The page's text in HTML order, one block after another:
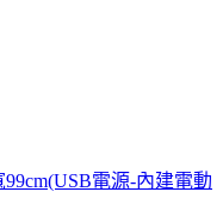
電源-內建電動